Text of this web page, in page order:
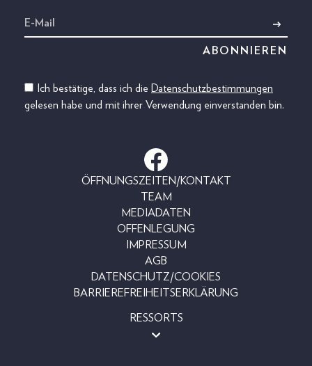
Ich bestätige, dass ich die Datenschutzbestimmungen
gelesen habe und mit ihrer Verwendung einverstanden bin.
ÖFFNUNGSZEITEN/KONTAKT
TEAM
MEDIADATEN
OFFENLEGUNG
IMPRESSUM
AGB
DATENSCHUTZ/COOKIES
BARRIEREFREIHEITSERKLÄRUNG
RESSORTS